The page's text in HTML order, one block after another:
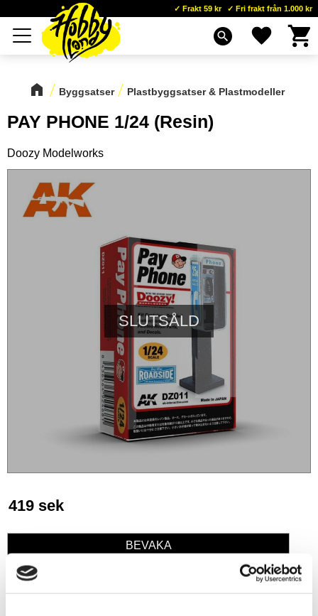
Meny
Frakt 59 kr Fri frakt från 1.000 kr
search Favoriter
Byggsatser Plastbyggsatser & Plastmodeller
PAY PHONE 1/24 (Resin)
Doozy Modelworks
SLUTSÅLD
419 sek
Lägg till i favoriter
BEVAKA